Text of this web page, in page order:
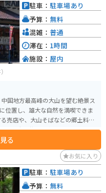
国地方最高峰の大山を望む絶景ス
位置し、雄大な自然を満喫できま
は、大山牧場の牛乳を使ったソフ
で訪れる場合、
して最適です。駐車場も広く、景
環状道路は、ワインディングロー
れます。周辺には、大山寺や鍵
ツーリングの拠点としてもおすす
る
駐車： 駐車場あり
予算： 無料
混雑： 普通
滞在： 1時間
施設： 屋内
お気に入り
駐車： 駐車場あり
予算： 無料